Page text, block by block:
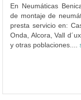
En Neumáticas
de montaje de
presta servicio en:
Onda, Alcora, Vall
y otras poblaciones....